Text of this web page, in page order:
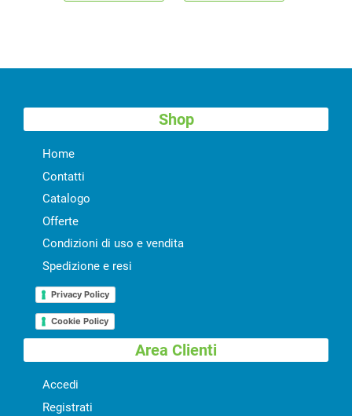
Shop
Home
Contatti
Catalogo
Offerte
Condizioni di uso e vendita
Spedizione e resi
Privacy Policy
Cookie Policy
Area Clienti
Accedi
Registrati